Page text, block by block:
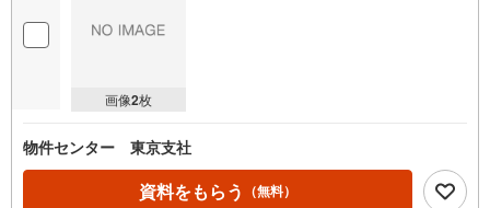
画像2枚
物件センター 東京支社
資料をもらう （無料）